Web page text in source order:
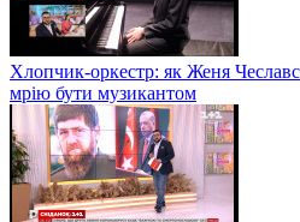
Хлопчик-оркестр: як Женя
мрію бути музикантом